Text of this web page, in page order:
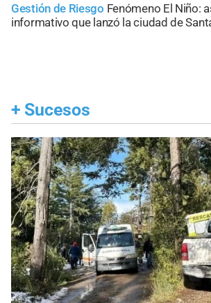
Gestión de Riesgo Fenómeno El Niño:
informativo que lanzó la ciudad de
+ Sucesos